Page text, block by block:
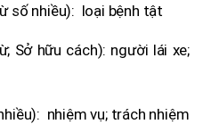
số nhiều): loại bệnh tật
Sở hữu cách): người lái xe;
nhiệm vụ; trách nhiệm